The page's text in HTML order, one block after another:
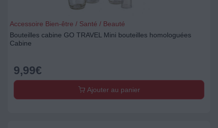
Accessoire Bien-être / Santé / Beauté
Bouteilles cabine GO TRAVEL Mini bouteilles homologuées
Cabine
9,99€
Ajouter au panier